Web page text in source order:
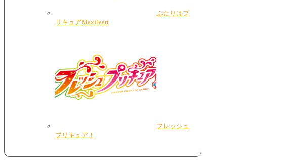
ふたりはプ
リキュアMaxHeart
フレッシュ
プリキュア！